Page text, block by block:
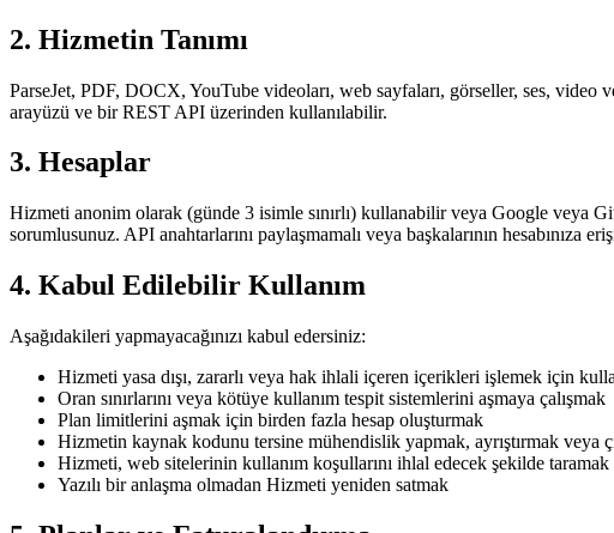
2. Hizmetin Tanımı
ParseJet, PDF, DOCX, YouTube videoları, web sayfaları, görseller, ses,
arayüzü ve bir REST API üzerinden kullanılabilir.
3. Hesaplar
Hizmeti anonim olarak (günde 3 isimle sınırlı) kullanabilir veya Google veya
sorumlusunuz. API anahtarlarını paylaşmamalı veya başkalarının hesabınıza
4. Kabul Edilebilir Kullanım
Aşağıdakileri yapmayacağınızı kabul edersiniz:
Hizmeti yasa dışı, zararlı veya hak ihlali içeren içerikleri işlemek için
Oran sınırlarını veya kötüye kullanım tespit sistemlerini aşmaya çalışmak
Plan limitlerini aşmak için birden fazla hesap oluşturmak
Hizmetin kaynak kodunu tersine mühendislik yapmak, ayrıştırmak veya
Hizmeti, web sitelerinin kullanım koşullarını ihlal edecek şekilde
Yazılı bir anlaşma olmadan Hizmeti yeniden satmak